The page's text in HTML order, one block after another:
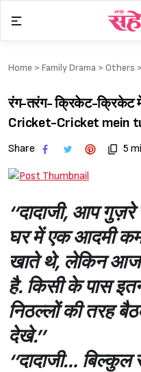
content
Home > Family Drama > Others >
रंग-तरंग- क्रिकेट-क्रिकेट
Cricket-Cricket mein
Share 5
‘‘दादाजी, आप
घर में एक आदमी
खाते थे, लेकिन आज
है. किसी के पास
निठल्लों की तरह
देखे.’’
‘‘दादाजी…